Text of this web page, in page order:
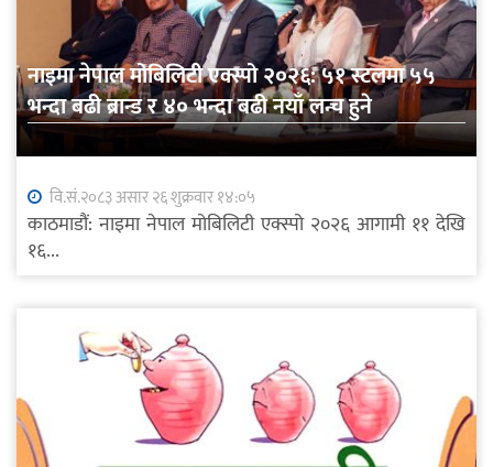
नाइमा नेपाल मोबिलिटी एक्स्पो २०२६: ५१ स्टलमा ५५
भन्दा बढी ब्रान्ड र ४० भन्दा बढी नयाँ लन्च हुने
वि.सं.२०८३ असार २६ शुक्रवार १४:०५
काठमाडौं: नाइमा नेपाल मोबिलिटी एक्स्पो २०२६ आगामी ११ देखि
१६...